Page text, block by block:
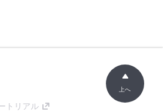
トリアル
上へ